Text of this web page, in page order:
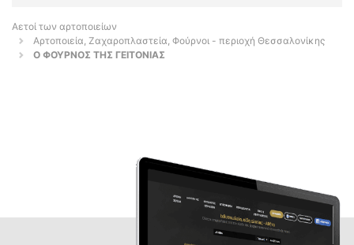
Αετοί των αρτοποιείων
Αρτοποιεία, Ζαχαροπλαστεία, Φούρνοι - περιοχή Θεσσαλονίκης
Ο ΦΟΥΡΝΟΣ ΤΗΣ ΓΕΙΤΟΝΙΑΣ